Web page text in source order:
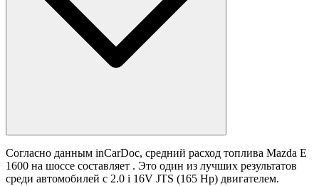
Согласно данным inCarDoc, средний расход топлива Mazda E
1600 на шоссе составляет . Это один из лучших результатов
среди автомобилей с 2.0 i 16V JTS (165 Hp) двигателем.